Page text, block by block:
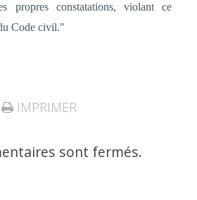
propres constatations, violant ce
Code civil."
IMPRIMER
sont fermés.